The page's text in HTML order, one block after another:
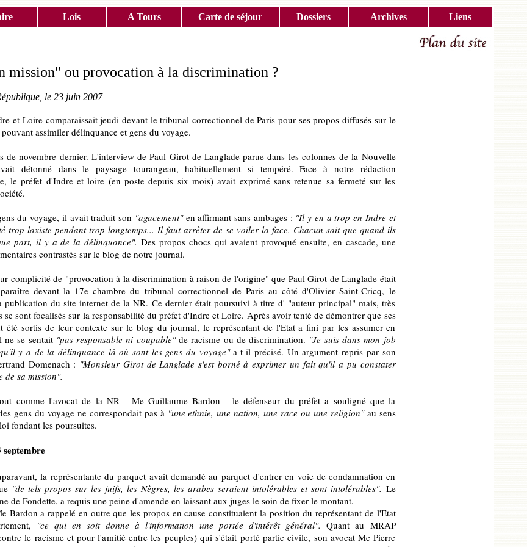
Lois A Tours Carte de séjour Dossiers Archives Liens
mission" ou provocation à la discrimination ?
le 23 juin 2007
et-Loire comparaissait jeudi devant le tribunal correctionnel de Paris pour ses propos diffusés sur le
assimiler délinquance et gens du voyage.
de novembre dernier. L'interview de Paul Girot de Langlade parue dans les colonnes de la Nouvelle
détonné dans le paysage tourangeau, habituellement si tempéré. Face à notre rédaction
le préfet d'Indre et loire (en poste depuis six mois) avait exprimé sans retenue sa fermeté sur les
du voyage, il avait traduit son "agacement"en affirmant sans ambages : "Il y en a trop en Indre et
trop laxiste pendant trop longtemps... Il faut arrêter de se voiler la face. Chacun sait que quand ils
part, il y a de la délinquance". Des propos chocs qui avaient provoqué ensuite, en cascade, une
contrastés sur le blog de notre journal.
complicité de "provocation à la discrimination à raison de l'origine" que Paul Girot de Langlade était
devant la 17e chambre du tribunal correctionnel de Paris au côté d'Olivier Saint-Cricq, le
publication du site internet de la NR. Ce dernier était poursuivi à titre d' "auteur principal" mais, très
se sont focalisés sur la responsabilité du préfet d'Indre et Loire. Après avoir tenté de démontrer que ses
été sortis de leur contexte sur le blog du journal, le représentant de l'Etat a fini par les assumer en
se sentait "pas responsable ni coupable"de racisme ou de discrimination. "Je suis dans mon job
y a de la délinquance là où sont les gens du voyage"a-t-il précisé. Un argument repris par son
Domenach : "Monsieur Girot de Langlade s'est borné à exprimer un fait qu'il a pu constater
de sa mission".
comme l'avocat de la NR - Me Guillaume Bardon - le défenseur du préfet a souligné que la
gens du voyage ne correspondait pas à "une ethnie, une nation, une race ou une religion"au sens
fondant les poursuites.
septembre
la représentante du parquet avait demandé au parquet d'entrer en voie de condamnation en
"de tels propos sur les juifs, les Nègres, les arabes seraient intolérables et sont intolérables". Le
de Fondette, a requis une peine d'amende en laissant aux juges le soin de fixer le montant.
Bardon a rappelé en outre que les propos en cause constituaient la position du représentant de l'Etat
"ce qui en soit donne à l'information une portée d'intérêt général". Quant au MRAP
le racisme et pour l'amitié entre les peuples) qui s'était porté partie civile, son avocat Me Pierre